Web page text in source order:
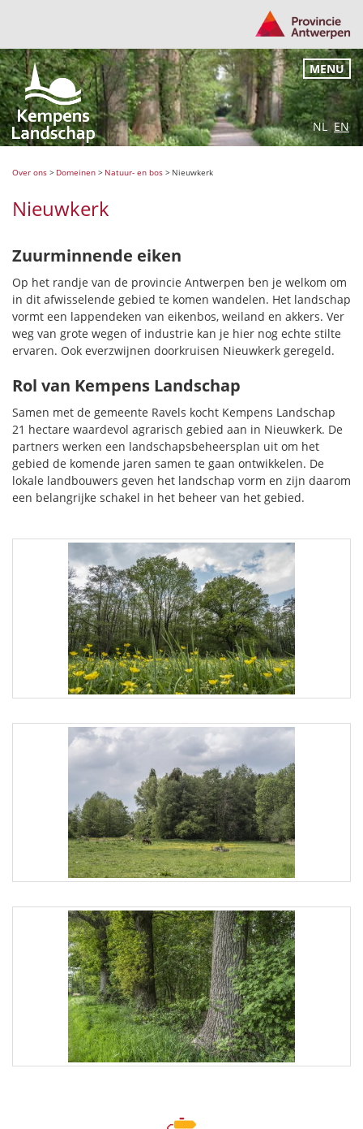
NL EN
MENU
Over ons > Domeinen > Natuur- en bos > Nieuwkerk
Nieuwkerk
Zuurminnende eiken
Op het randje van de provincie Antwerpen ben je welkom om
in dit afwisselende gebied te komen wandelen. Het landschap
vormt een lappendeken van eikenbos, weiland en akkers. Ver
weg van grote wegen of industrie kan je hier nog echte stilte
ervaren. Ook everzwijnen doorkruisen Nieuwkerk geregeld.
Rol van Kempens Landschap
Samen met de gemeente Ravels kocht Kempens Landschap
21 hectare waardevol agrarisch gebied aan in Nieuwkerk. De
partners werken een landschapsbeheersplan uit om het
gebied de komende jaren samen te gaan ontwikkelen. De
lokale landbouwers geven het landschap vorm en zijn daarom
een belangrijke schakel in het beheer van het gebied.